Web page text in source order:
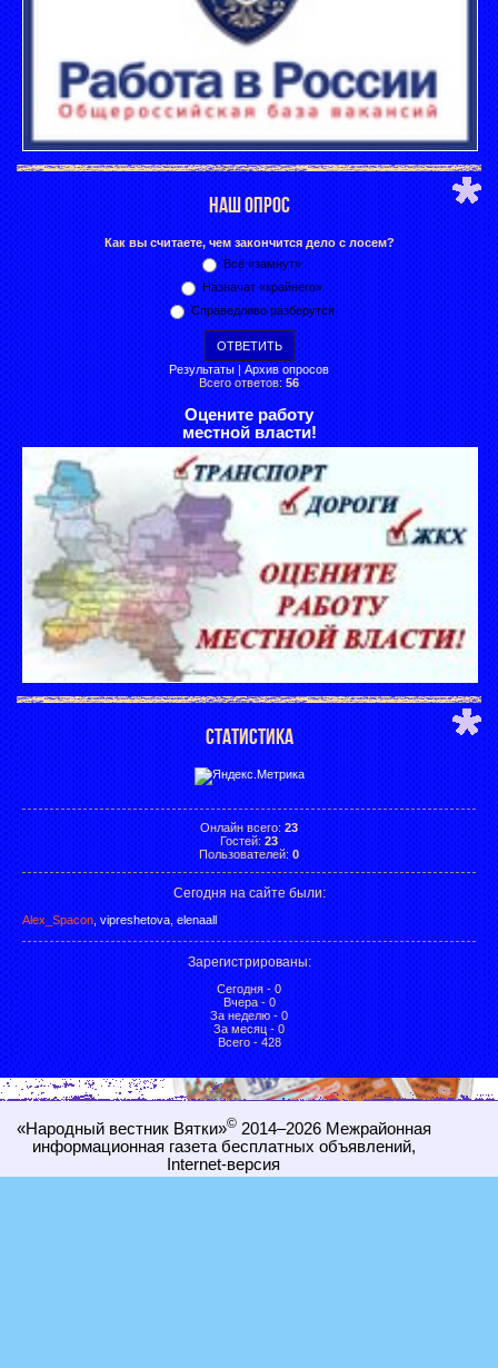
НАШ ОПРОС
Как вы считаете, чем закончится дело с лосем?
Всё «замнут»
Назначат «крайнего»
Справедливо разберутся
Результаты | Архив опросов
Всего ответов: 56
Оцените работу
местной власти!
СТАТИСТИКА
Онлайн всего: 23
Гостей: 23
Пользователей: 0
Сегодня на сайте были:
Alex_Spacon vipreshetova elenaall
Зарегистрированы:
Сегодня - 0
Вчера - 0
За неделю - 0
За месяц - 0
Всего - 428
«Народный вестник Вятки»©2014–2026 Межрайонная
информационная газета бесплатных объявлений,
Internet-версия